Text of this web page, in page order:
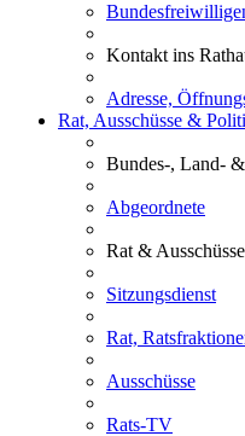
Kontakt ins
Adresse,
Rat, Ausschüsse &
Bundes-, Land-
Abgeordnete
Rat & Ausschüsse
Sitzungsdienst
Rat,
Ausschüsse
Rats-TV